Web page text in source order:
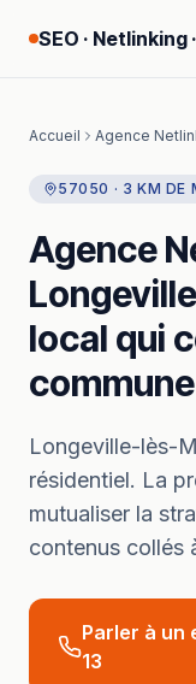
SEO · Netlinking
Accueil Agence
57050 · 3 KM DE
Agence
local qui
commune
Longeville-lès-
résidentiel. La
mutualiser la
contenus collés
Parler à un
13